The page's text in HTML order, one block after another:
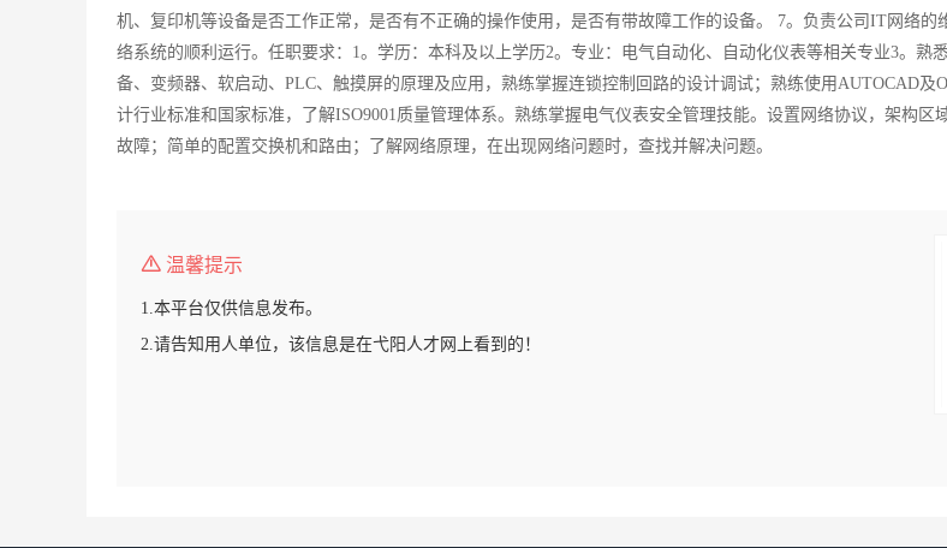
机、复印机等设备是否工作正常，是否有不正确的操作使用，是否有带故障工作的设备。 7。负责公司IT网络的
络系统的顺利运行。任职要求：1。学历：本科及以上学历2。专业：电气自动化、自动化仪表等相关专业3。熟
备、变频器、软启动、PLC、触摸屏的原理及应用，熟练掌握连锁控制回路的设计调试；熟练使用AUTOCAD及
计行业标准和国家标准，了解ISO9001质量管理体系。熟练掌握电气仪表安全管理技能。设置网络协议，架构区
故障；简单的配置交换机和路由；了解网络原理，在出现网络问题时，查找并解决问题。
温馨提示
1.本平台仅供信息发布。
2.请告知用人单位，该信息是在弋阳人才网上看到的！